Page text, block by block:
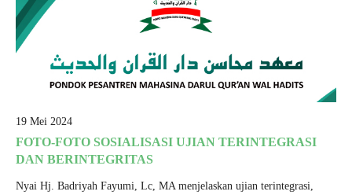
19 Mei 2024
FOTO-FOTO SOSIALISASI UJIAN TERINTEGRASI
DAN BERINTEGRITAS
Nyai Hj. Badriyah Fayumi, Lc, MA menjelaskan ujian terintegrasi,